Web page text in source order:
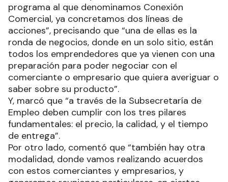
programa al que denominamos Conexión
Comercial, ya concretamos dos líneas de
acciones”, precisando que “una de ellas es la
ronda de negocios, donde en un solo sitio, están
todos los emprendedores que ya vienen con una
preparación para poder negociar con el
comerciante o empresario que quiera averiguar o
saber sobre su producto”.
Y, marcó que “a través de la Subsecretaría de
Empleo deben cumplir con los tres pilares
fundamentales: el precio, la calidad, y el tiempo
de entrega”.
Por otro lado, comentó que “también hay otra
modalidad, donde vamos realizando acuerdos
con estos comerciantes y empresarios, y